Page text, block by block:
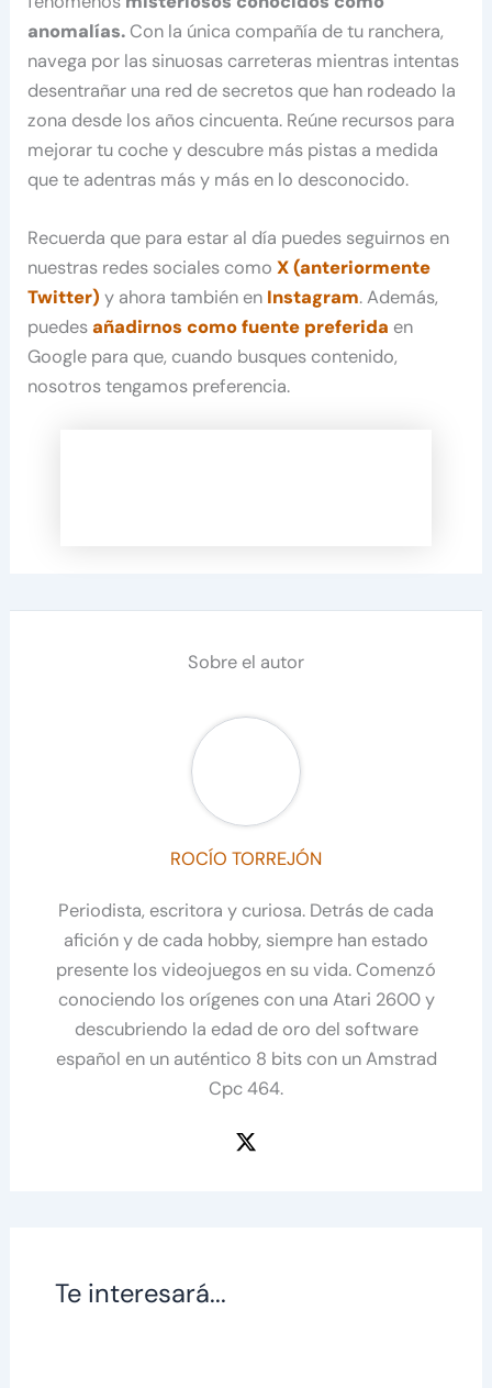
anomalías.Con la única compañía de tu ranchera,
navega por las sinuosas carreteras mientras intentas
desentrañar una red de secretos que han rodeado la
zona desde los años cincuenta. Reúne recursos para
mejorar tu coche y descubre más pistas a medida
que te adentras más y más en lo desconocido.
Recuerda que para estar al día puedes seguirnos en
nuestras redes sociales comoX (anteriormente
Twitter) y ahora también en Instagram. Además,
puedesañadirnos como fuente preferida en
Google para que, cuando busques contenido,
nosotros tengamos preferencia.
Sobre el autor
ROCÍO TORREJÓN
Periodista, escritora y curiosa. Detrás de cada
afición y de cada hobby, siempre han estado
presente los videojuegos en su vida. Comenzó
conociendo los orígenes con una Atari 2600 y
descubriendo la edad de oro del software
español en un auténtico 8 bits con un Amstrad
Cpc 464.
Te interesará...